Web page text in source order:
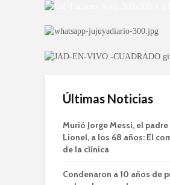
Últimas Noticias
Murió Jorge Messi, el
Lionel, a los 68 años: El
de la clínica
Condenaron a 10 años de